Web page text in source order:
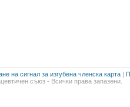
на сигнал за изгубена членска карта |
съюз - Всички права запазени.